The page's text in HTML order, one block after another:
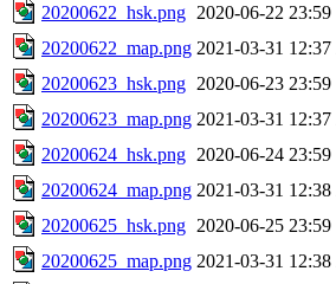
20200622_hsk.png 2020-06-22 23:59
20200622_map.png 2021-03-31 12:37
20200623_hsk.png 2020-06-23 23:59
20200623_map.png 2021-03-31 12:37
20200624_hsk.png 2020-06-24 23:59
20200624_map.png 2021-03-31 12:38
20200625_hsk.png 2020-06-25 23:59
20200625_map.png 2021-03-31 12:38